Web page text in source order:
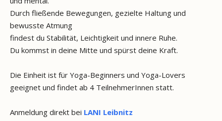
Durch fließende Bewegungen, gezielte Haltung und
bewusste Atmung
findest du Stabilität, Leichtigkeit und innere Ruhe.
Du kommst in deine Mitte und spürst deine Kraft.
Die Einheit ist für Yoga-Beginners und Yoga-Lovers
geeignet und findet ab 4 TeilnehmerInnen statt.
Anmeldung direkt bei LANI Leibnitz